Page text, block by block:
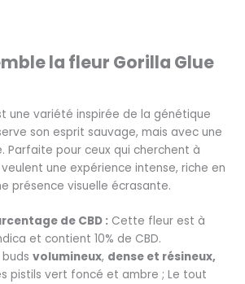
la fleur Gorilla Glue
une variété inspirée de la génétique
son esprit sauvage, mais avec une
Parfaite pour ceux qui cherchent à
une expérience intense, riche en
présence visuelle écrasante.
de CBD : Cette fleur est à
et contient 10% de CBD.
budsvolumineux, dense et résineux,
pistils vert foncé et ambre ; Le tout